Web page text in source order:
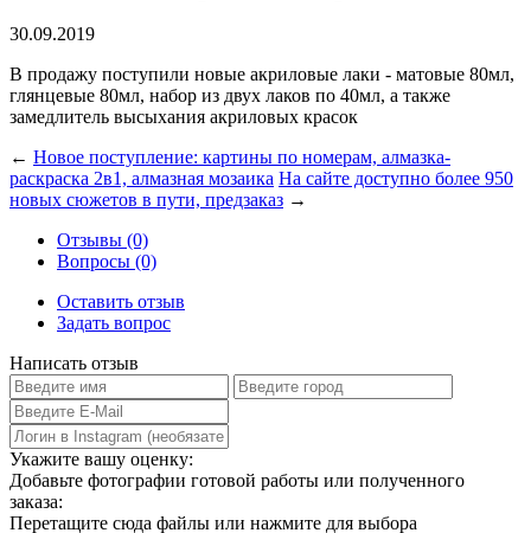
30.09.2019
В продажу поступили новые акриловые лаки - матовые 80мл,
глянцевые 80мл, набор из двух лаков по 40мл, а также
замедлитель высыхания акриловых красок
← Новое поступление: картины по номерам, алмазка-
раскраска 2в1, алмазная мозаика На сайте доступно более 950
новых сюжетов в пути, предзаказ →
Отзывы (0)
Вопросы (0)
Оставить отзыв
Задать вопрос
Написать отзыв
Укажите вашу оценку:
Добавьте фотографии готовой работы или полученного
заказа:
Перетащите сюда файлы или нажмите для выбора